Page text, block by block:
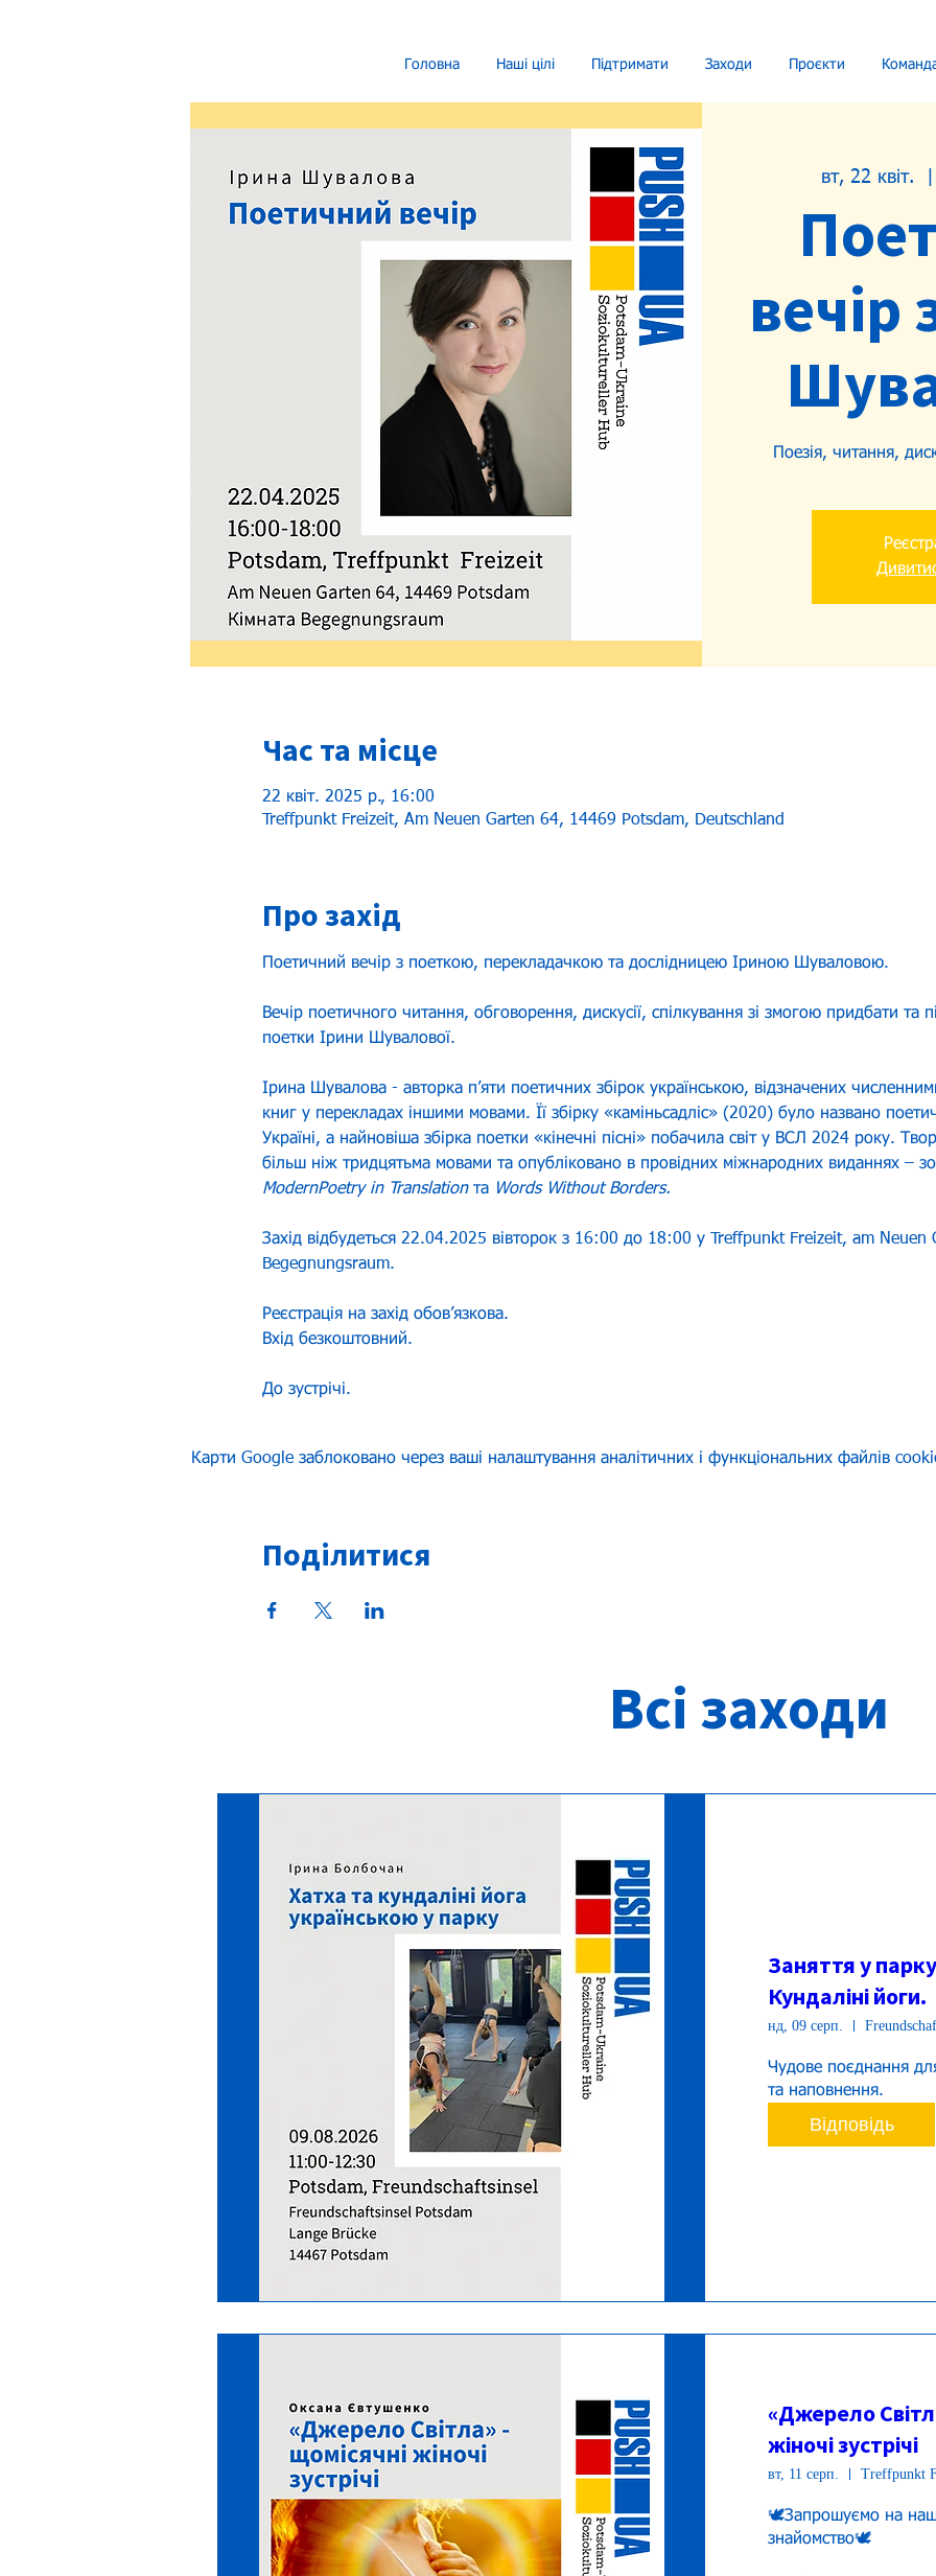
Головна Наші цілі Підтримати Заходи Проєкти
вт, 22 квіт.
вечір
Поезія, читання,
Час та місце
22 квіт. 2025 р., 16:00
Treffpunkt Freizeit, Am Neuen Garten 64, 14469 Potsdam, Deutschland
Про захід
Поетичний вечір з поеткою, перекладачкою та дослідницею Іриною Шуваловою.
Вечір поетичного читання, обговорення, дискусії, спілкування зі змогою придбати та
поетки Ірини Шувалової.
Ірина Шувалова - авторка пʼяти поетичних збірок українською, відзначених
книг у перекладах іншими мовами. Її збірку «каміньсадліс» (2020) було названо
Україні, а найновіша збірка поетки «кінечні пісні» побачила світ у ВСЛ 2024 року.
більш ніж тридцятьма мовами та опубліковано в провідних міжнародних виданнях –
ModernPoetry in Translation та Words Without Borders.
Захід відбудеться 22.04.2025 вівторок з 16:00 до 18:00 у Treffpunkt Freizeit, am Neuen
Begegnungsraum.
Реєстрація на захід обов’язкова.
Вхід безкоштовний.
До зустрічі.
Карти Google заблоковано через ваші налаштування аналітичних і функціональних файлів
Поділитися
Всі заходи
Заняття у
Кундаліні йоги.
нд, 09 серп.
Чудове поєднання
та наповнення.
Відповідь
«Джерело
жіночі зустрічі
вт, 11 серп. Treffpunkt
🕊️Запрошуємо на
знайомство🕊️